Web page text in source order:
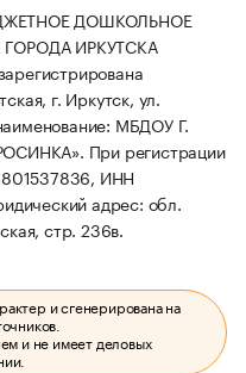
ДОШКОЛЬНОЕ
ИРКУТСКА
г. Иркутск, ул.
МБДОУ Г.
При регистрации
ИНН
адрес: обл.
стр. 236в.
и сгенерирована на
и не имеет деловых